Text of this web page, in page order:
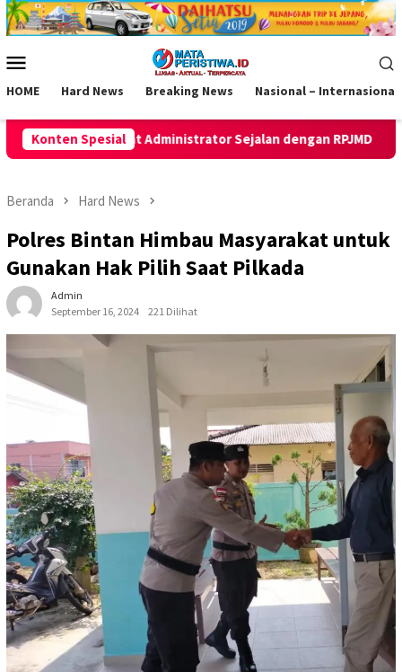
Loncat
ke
Mobile
HOME Hard News Breaking News Nasional – Internasional
Konten Spesial
Sejalan dengan RPJMD Inovasi Pelaminan Pengantin
Beranda Hard News
Polres Bintan Himbau Masyarakat untuk
Gunakan Hak Pilih Saat Pilkada
Admin
September 16, 2024
221 Dilihat